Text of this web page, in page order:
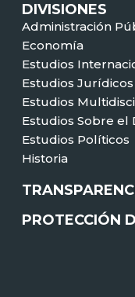
DIVISIONES
Administración
Economía
Estudios
Estudios Jurídicos
Estudios
Estudios Sobre el
Estudios Políticos
Historia
PROTECCIÓN